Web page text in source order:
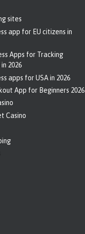
sites
app for EU citizens in
Apps for Tracking
2026
apps for USA in 2026
App for Beginners 2026
Casino